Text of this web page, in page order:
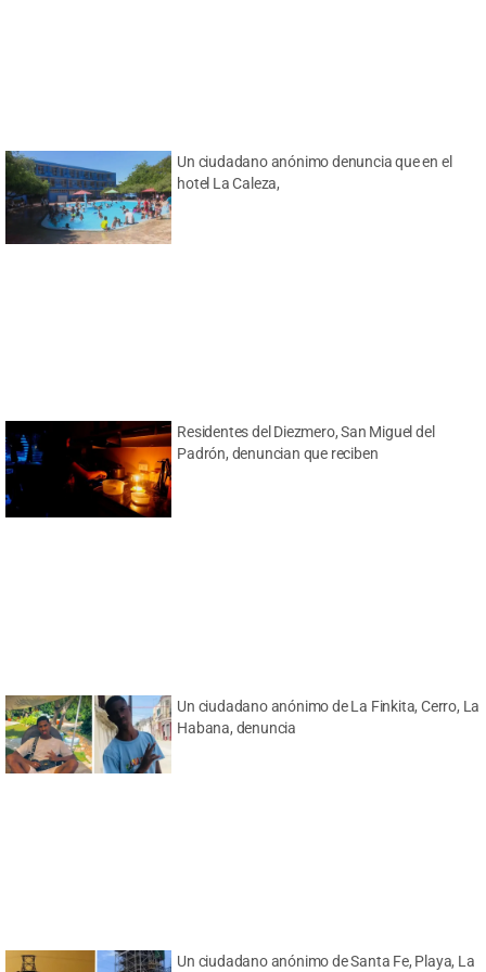
Un ciudadano anónimo denuncia que en el
hotel La Caleza,
Residentes del Diezmero, San Miguel del
Padrón, denuncian que reciben
Un ciudadano anónimo de La Finkita, Cerro, La
Habana, denuncia
Un ciudadano anónimo de Santa Fe, Playa, La